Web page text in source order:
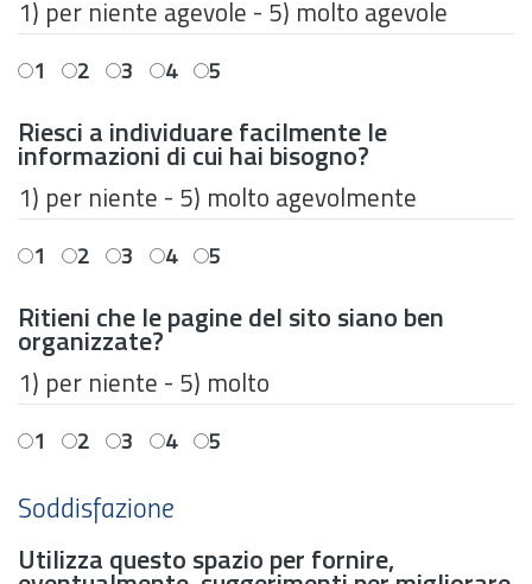
1) per niente agevole - 5) molto agevole
1 2 3 4 5
Riesci a individuare facilmente le
informazioni di cui hai bisogno?
1) per niente - 5) molto agevolmente
1 2 3 4 5
Ritieni che le pagine del sito siano ben
organizzate?
1) per niente - 5) molto
1 2 3 4 5
Soddisfazione
Utilizza questo spazio per fornire,